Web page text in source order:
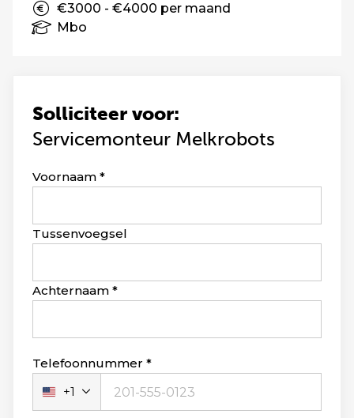
Solliciteer voor:
Servicemonteur Melkrobots
Leave
blank
Voornaam
Tussenvoegsel
Achternaam
Telefoonnummer
Verenigde
+1
€3000 - €4000 per maand
Mbo